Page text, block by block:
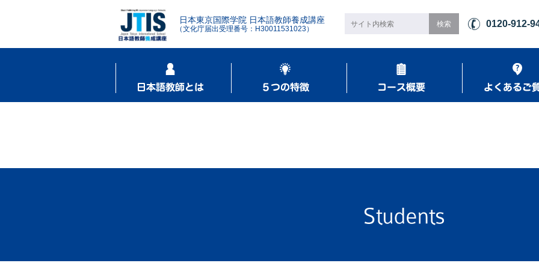
日本東京国際学院 日本語教師養成講座
（文化庁届出受理番号：H30011531023）
0120-912-